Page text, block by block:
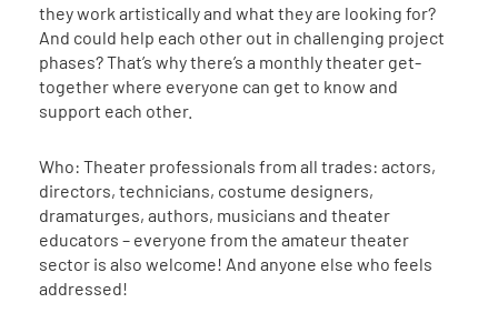
they work artistically and what they are looking for?
And could help each other out in challenging project
phases? That’s why there’s a monthly theater get-
together where everyone can get to know and
support each other.
Who: Theater professionals from all trades: actors,
directors, technicians, costume designers,
dramaturges, authors, musicians and theater
educators – everyone from the amateur theater
sector is also welcome! And anyone else who feels
addressed!